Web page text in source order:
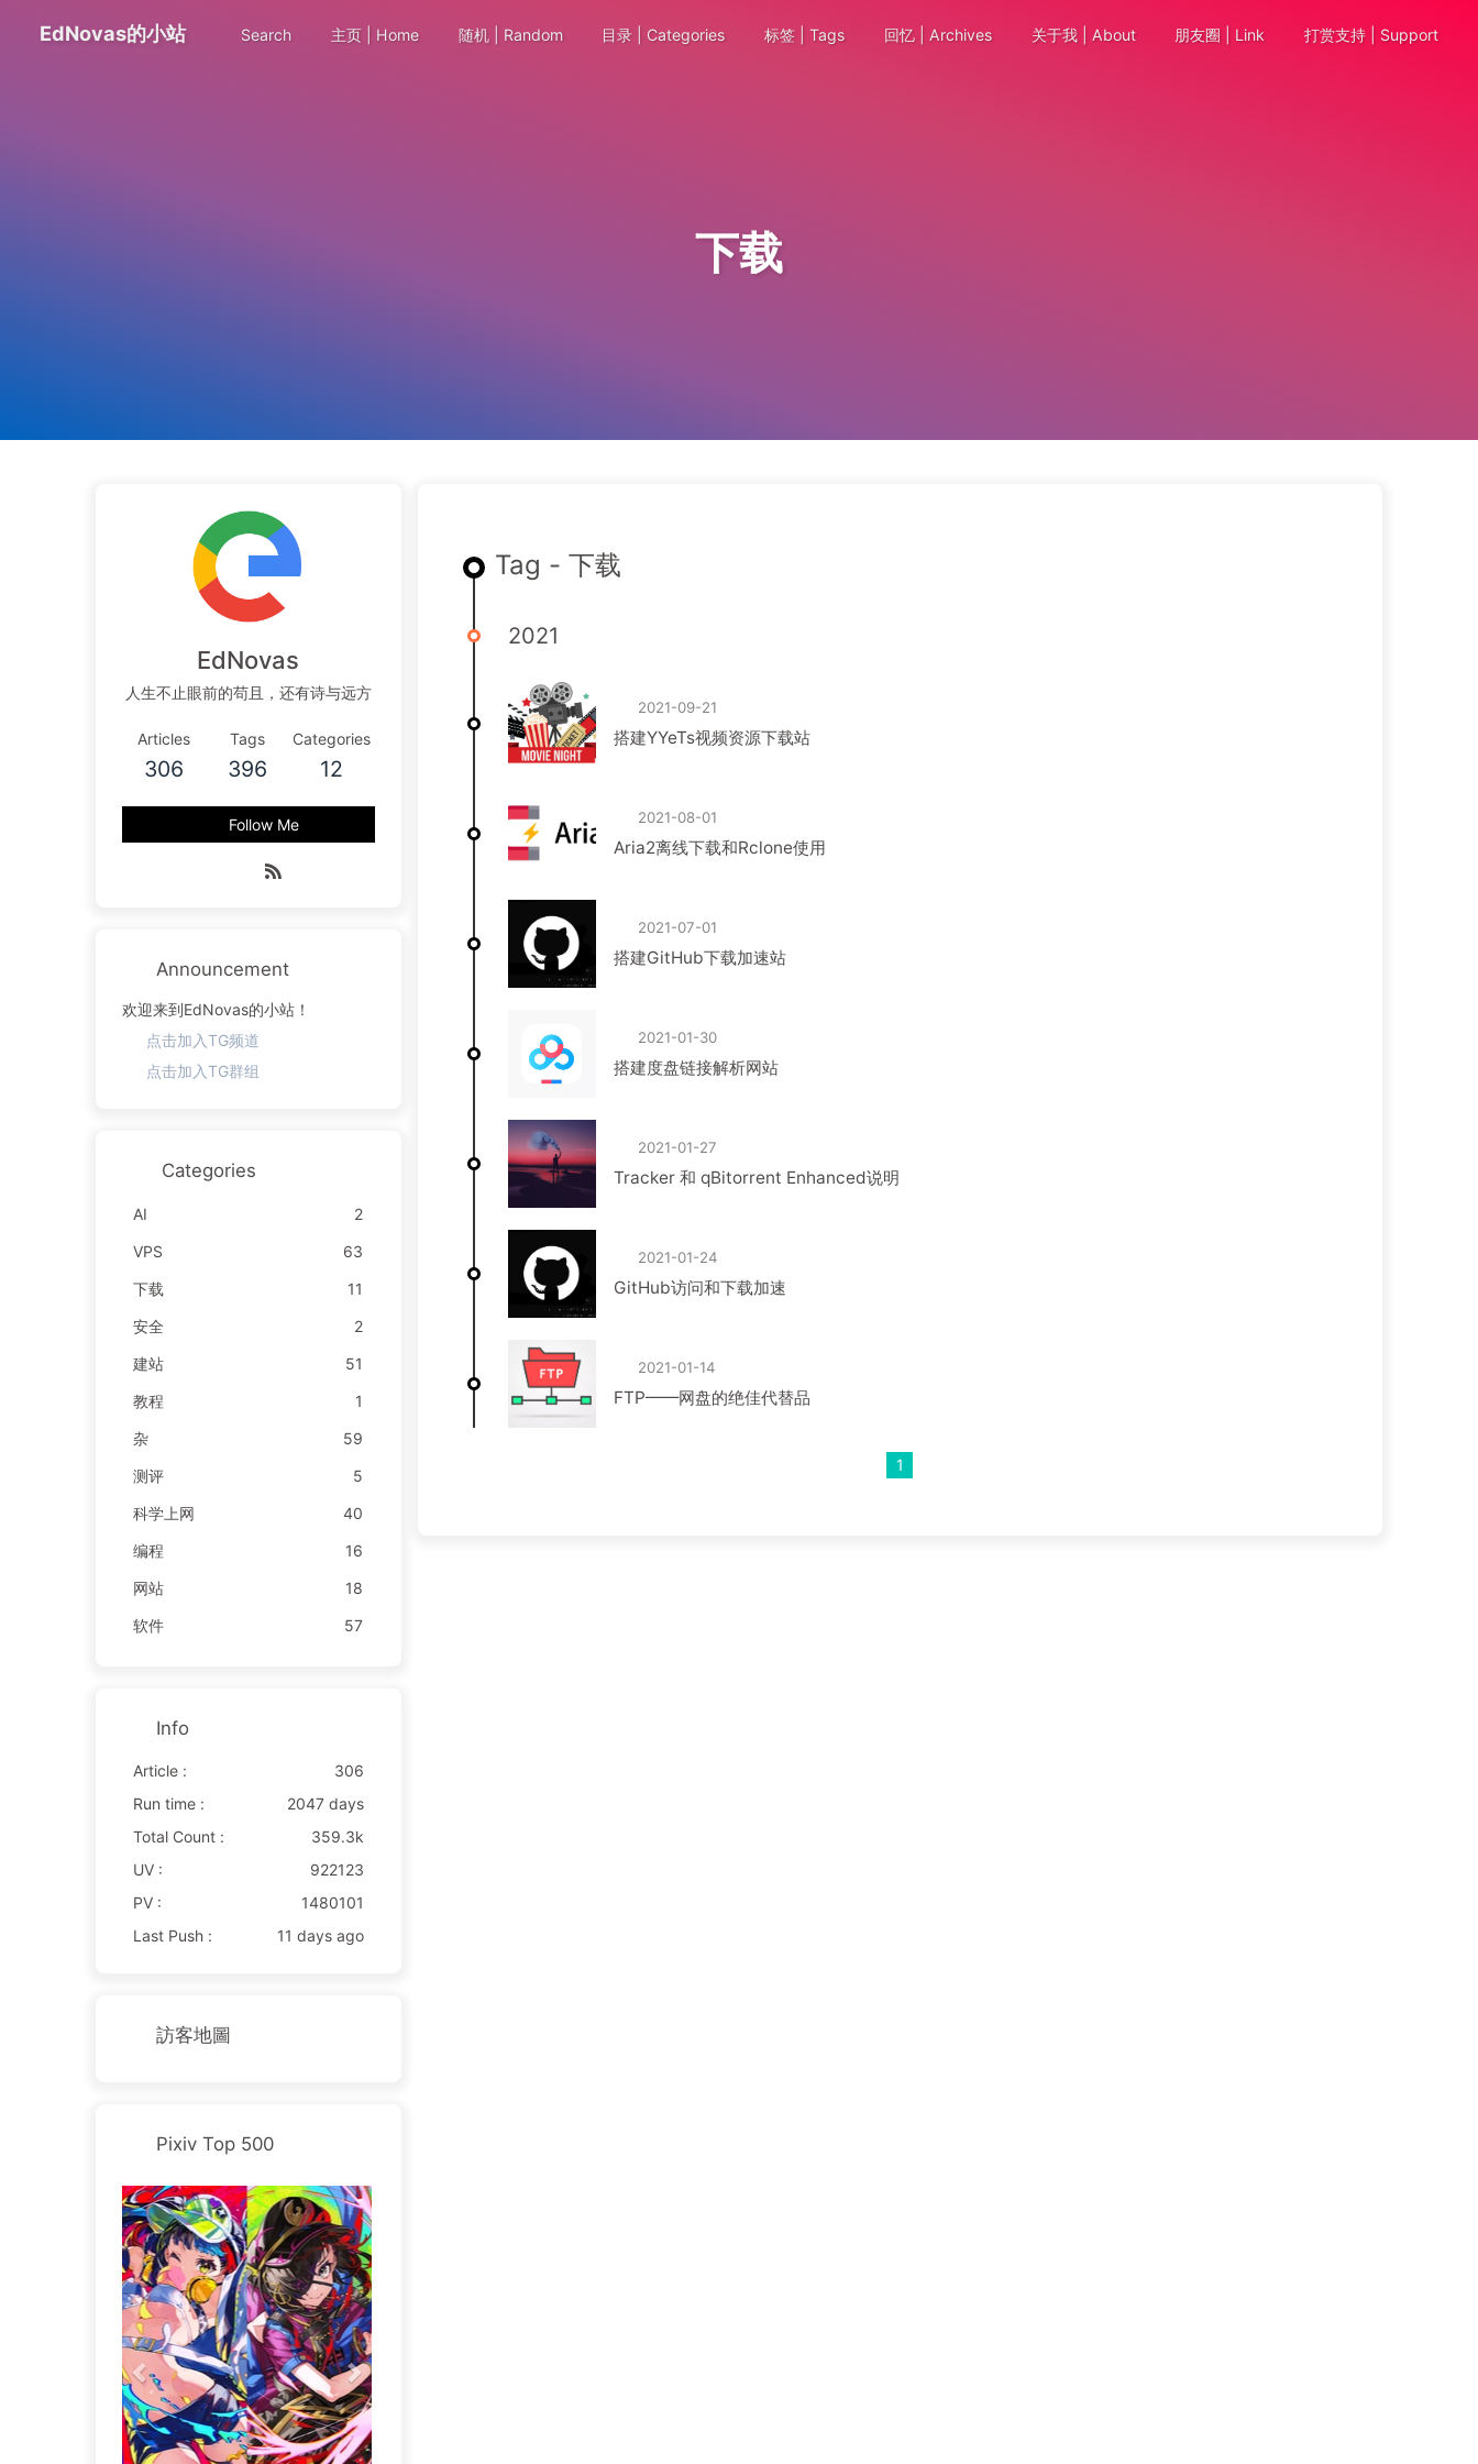
EdNovas的小站 Search 主页 | Home 随机 | Random 目录 | Categories 标签 | Tags 回忆 | Archives 关于我 | About 朋友圈 | Link 打赏支持 | Support
下载
Tag - 下载
2021
2021-09-21
搭建YYeTs视频资源下载站
2021-08-01
Aria2离线下载和Rclone使用
2021-07-01
搭建GitHub下载加速站
2021-01-30
搭建度盘链接解析网站
2021-01-27
Tracker 和 qBitorrent Enhanced说明
2021-01-24
GitHub访问和下载加速
2021-01-14
FTP——网盘的绝佳代替品
1
EdNovas
人生不止眼前的苟且，还有诗与远方
Articles
306
Tags
396
Categories
12
Follow Me
Announcement
欢迎来到EdNovas的小站！
点击加入TG频道
点击加入TG群组
Categories
AI
2
VPS
63
下载
11
安全
2
建站
51
教程
1
杂
59
测评
5
科学上网
40
编程
16
网站
18
软件
57
Info
Article :
306
Run time :
2047 days
Total Count :
359.3k
UV :
922123
PV :
1480101
Last Push :
11 days ago
訪客地圖
Pixiv Top 500